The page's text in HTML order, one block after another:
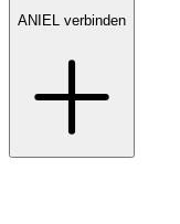
ANIEL verbinden